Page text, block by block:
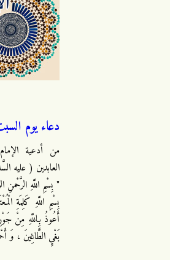
دعاء يوم
من أدعية
العابدين ( عليه
" بِسْمِ اللَّهِ الرَّحْمنِ
بِسْمِ اللَّهِ كَلِمَةِ
أَعُوذُ بِاللَّهِ مِنْ
بَغْيِ الطَّاغِينَ ، وَ